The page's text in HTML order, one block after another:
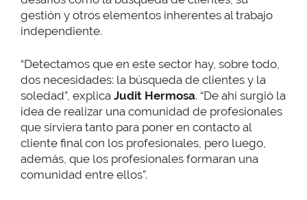
gestión y otros elementos inherentes al trabajo
independiente.
“Detectamos que en este sector hay, sobre todo,
dos necesidades: la búsqueda de clientes y la
soledad”, explica Judit Hermosa. “De ahí surgió la
idea de realizar una comunidad de profesionales
que sirviera tanto para poner en contacto al
cliente final con los profesionales, pero luego,
además, que los profesionales formaran una
comunidad entre ellos”.